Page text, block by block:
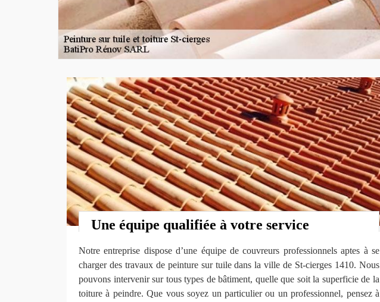
Une équipe qualifiée à votre service
Notre entreprise dispose d’une équipe de couvreurs professionnels aptes à se
charger des travaux de peinture sur tuile dans la ville de St-cierges 1410. Nous
pouvons intervenir sur tous types de bâtiment, quelle que soit la superficie de la
toiture à peindre. Que vous soyez un particulier ou un professionnel, pensez à